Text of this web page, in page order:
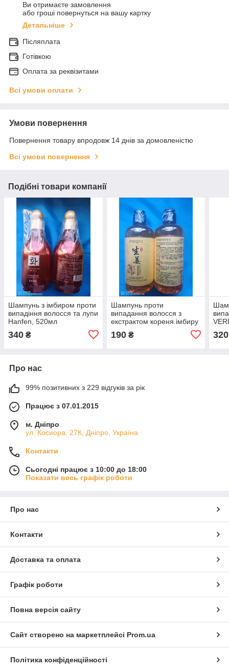
Ви отримаєте замовлення
або гроші повернуться на вашу картку
Детальніше
Післяплата
Готівкою
Оплата за реквізитами
Всі умови оплати
Умови повернення
Повернення товару впродовж 14 днів за домовленістю
Всі умови повернення
Подібні товари компанії
Шампунь з імбиром проти
випадіння волосся та лупи
Hanfen, 520мл
340 ₴
Шампунь проти
випадання волосся з
екстрактом кореня імбиру
190₴ 320
Про нас
99% позитивних з 229 відгуків за рік
Працює з 07.01.2015
м. Дніпро
ул. Косиора, 27К, Дніпро, Україна
Контакти
Сьогодні працює з 10:00 до 18:00
Показати весь графік роботи
Про нас
Контакти
Доставка та оплата
Графік роботи
Повна версія сайту
Сайт створено на маркетплейсі Prom.ua
Політика конфіденційності